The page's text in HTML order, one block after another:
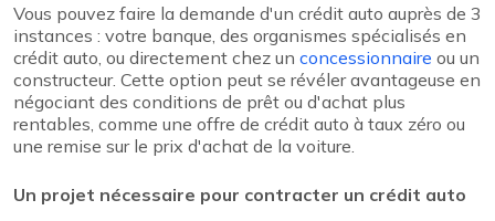
Vous pouvez faire la demande d'un crédit auto auprès de 3
instances : votre banque, des organismes spécialisés en
crédit auto, ou directement chez un concessionnaire ou un
constructeur. Cette option peut se révéler avantageuse en
négociant des conditions de prêt ou d'achat plus
rentables, comme une offre de crédit auto à taux zéro ou
une remise sur le prix d'achat de la voiture.
Un projet nécessaire pour contracter un crédit auto